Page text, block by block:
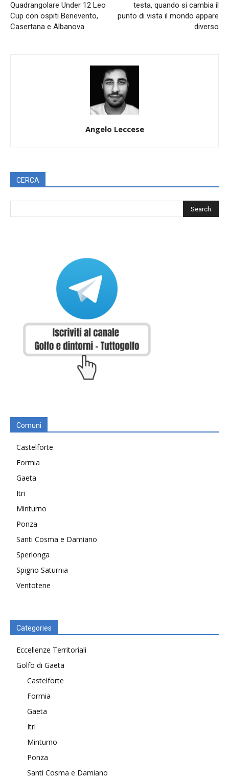
Quadrangolare Under 12 Leo
Cup con ospiti Benevento,
Casertana e Albanova
testa, quando si cambia il
punto di vista il mondo appare
diverso
Angelo Leccese
CERCA
Comuni
Castelforte
Formia
Gaeta
Itri
Minturno
Ponza
Santi Cosma e Damiano
Sperlonga
Spigno Saturnia
Ventotene
Categories
Eccellenze Territoriali
Golfo di Gaeta
Castelforte
Formia
Gaeta
Itri
Minturno
Ponza
Santi Cosma e Damiano